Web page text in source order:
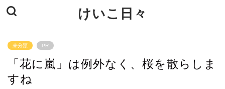
けいこ日々
未分類 PR
「花に嵐」は例外なく、桜を散らしま
すね